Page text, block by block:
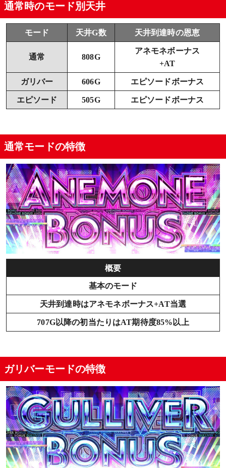
通常時のモード別天井
モード 天井G数 天井到達時の恩恵
通常 808G
アネモネボーナス
+AT
ガリバー 606G エピソードボーナス
エピソード 505G エピソードボーナス
通常モードの特徴
概要
基本のモード
天井到達時はアネモネボーナス+AT当選
707G以降の初当たりはAT期待度85%以上
ガリバーモードの特徴